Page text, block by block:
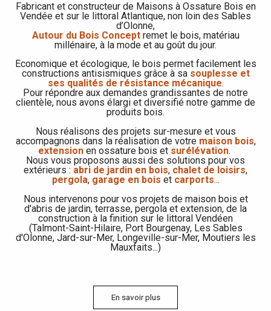
Fabricant et constructeur de Maisons à Ossature Bois en
Vendée et sur le littoral Atlantique, non loin des Sables
d’Olonne,
Autour du Bois Conceptremet le bois, matériau
millénaire, à la mode et au goût du jour.
Economique et écologique, le bois permet facilement les
constructions antisismiques grâce à sa souplesse et
ses qualités de résistance mécanique.
Pour répondre aux demandes grandissantes de notre
clientèle, nous avons élargi et diversifié notre gamme de
produits bois.
Nous réalisons des projets sur-mesure et vous
accompagnons dans la réalisation de votre maison bois,
extension en ossature bois et surélévation.
Nous vous proposons aussi des solutions pour vos
extérieurs : abri de jardin en bois, chalet de loisirs,
pergola,garage en bois etcarports...
Nous intervenons pour vos projets de maison bois et
d'abris de jardin, terrasse, pergola et extension, de la
construction à la finition sur le littoral Vendéen
(Talmont-Saint-Hilaire, Port Bourgenay, Les Sables
d'Olonne, Jard-sur-Mer, Longeville-sur-Mer, Moutiers les
Mauxfaits...)
En savoir plus